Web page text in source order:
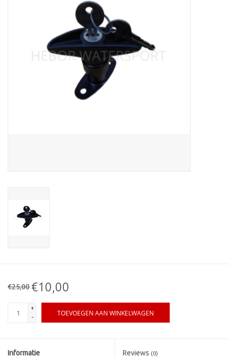
€25,00 €10,00
+
-
TOEVOEGEN AAN WINKELWAGEN
Informatie Reviews (0)